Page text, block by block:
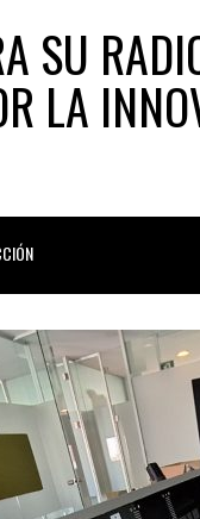
SU
LA